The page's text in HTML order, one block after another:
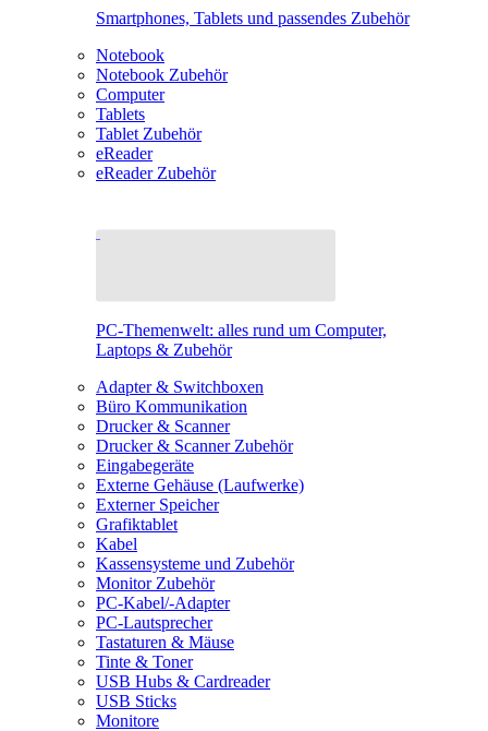
Smartphones, Tablets und passendes Zubehör
Notebook
Notebook Zubehör
Computer
Tablets
Tablet Zubehör
eReader
eReader Zubehör
PC-Themenwelt: alles rund um Computer,
Laptops & Zubehör
Adapter & Switchboxen
Büro Kommunikation
Drucker & Scanner
Drucker & Scanner Zubehör
Eingabegeräte
Externe Gehäuse (Laufwerke)
Externer Speicher
Grafiktablet
Kabel
Kassensysteme und Zubehör
Monitor Zubehör
PC-Kabel/-Adapter
PC-Lautsprecher
Tastaturen & Mäuse
Tinte & Toner
USB Hubs & Cardreader
USB Sticks
Monitore